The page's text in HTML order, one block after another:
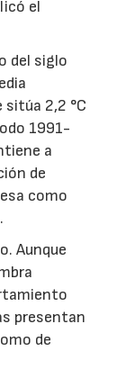
el
del siglo
2,2 °C
1991-
a
de
como
Aunque
presentan
de